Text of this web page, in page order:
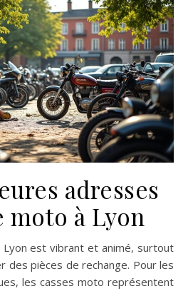
adresses
moto à Lyon
des pièces de rechange. Pour les
les casses moto représentent